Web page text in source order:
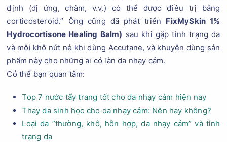
định (dị ứng, chàm, v.v.) có thể được điều trị bằng
corticosteroid.” Ông cũng đã phát triển FixMySkin 1%
Hydrocortisone Healing Balm) sau khi gặp tình trạng da
và môi khô nứt nẻ khi dùng Accutane, và khuyên dùng sản
phẩm này cho những ai có làn da nhạy cảm.
Có thể bạn quan tâm:
Top 7 nước tẩy trang tốt cho da nhạy cảm hiện nay
Thay da sinh học cho da nhạy cảm: Nên hay không?
Loại da ”thường, khô, hỗn hợp, da nhạy cảm” và tình
trạng da